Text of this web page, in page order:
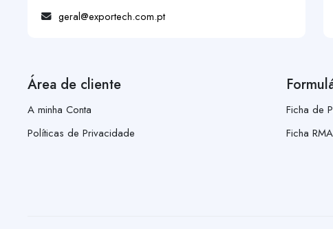
geral@exportech.com.pt
Área de cliente
A minha Conta
Políticas de Privacidade
Ficha de
Ficha RMA